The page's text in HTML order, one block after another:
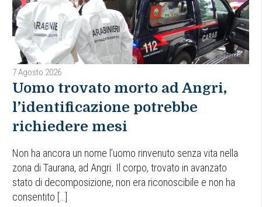
7 Agosto 2026
Uomo trovato morto ad Angri,
l’identificazione potrebbe
richiedere mesi
Non ha ancora un nome l’uomo rinvenuto senza vita nella
zona di Taurana, ad Angri. Il corpo, trovato in avanzato
stato di decomposizione, non era riconoscibile e non ha
consentito […]